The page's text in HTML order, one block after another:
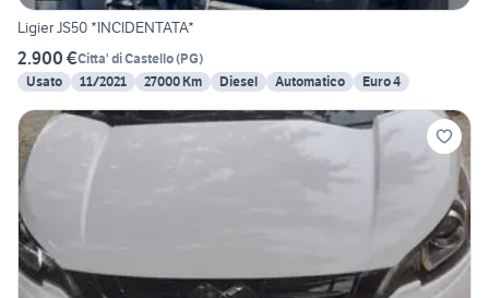
Ligier JS50 *INCIDENTATA*
2.900 €Citta' di Castello(PG)
Usato
11/2021 27000 Km Diesel Automatico Euro 4